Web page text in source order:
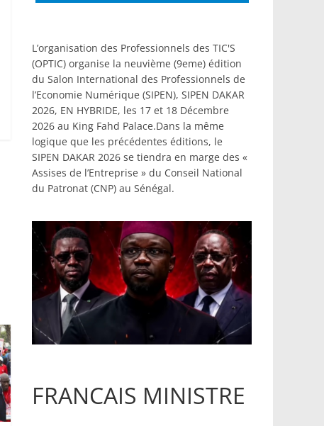
L’organisation des Professionnels des TIC'S
(OPTIC) organise la neuvième (9eme) édition
du Salon International des Professionnels de
l’Economie Numérique (SIPEN), SIPEN DAKAR
2026, EN HYBRIDE, les 17 et 18 Décembre
2026 au King Fahd Palace.Dans la même
logique que les précédentes éditions, le
SIPEN DAKAR 2026 se tiendra en marge des «
Assises de l’Entreprise » du Conseil National
du Patronat (CNP) au Sénégal.
FRANCAIS MINISTRE